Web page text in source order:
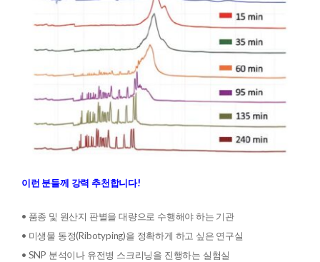
이런 분들께 강력 추천합니다!
• 품종 및 원산지 판별을 대량으로 수행해야 하는 기관
• 미생물 동정(Ribotyping)을 정확하게 하고 싶은 연구실
• SNP 분석이나 유전병 스크리닝을 진행하는 실험실